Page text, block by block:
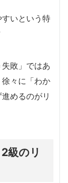
いという特
敗」ではあ
々に「わか
めるのがリ
級のリ